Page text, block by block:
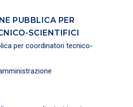
PUBBLICA PER
SCIENTIFICI
per coordinatori tecnico-